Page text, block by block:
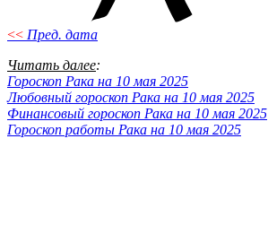
<< Пред. дата
Читать далее:
Гороскоп Рака на 10 мая 2025
Любовный гороскоп Рака на 10 мая 2025
Финансовый гороскоп Рака на 10 мая 2025
Гороскоп работы Рака на 10 мая 2025